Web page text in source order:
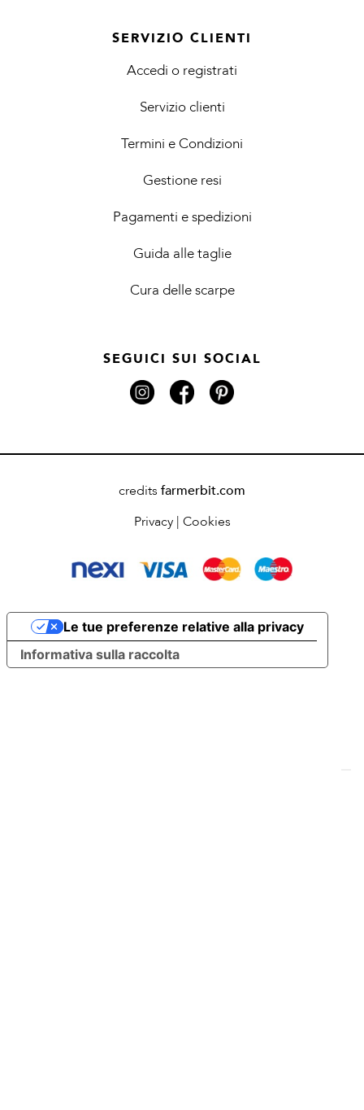
SERVIZIO CLIENTI
Accedi o registrati
Servizio clienti
Termini e Condizioni
Gestione resi
Pagamenti e spedizioni
Guida alle taglie
Cura delle scarpe
SEGUICI SUI SOCIAL
credits farmerbit.com
Privacy| Cookies
Informativa sulla raccolta
Le tue preferenze relative alla privacy